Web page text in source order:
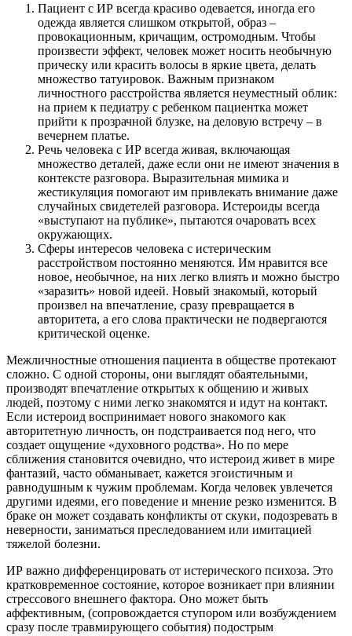
Пациент с ИР всегда красиво одевается, иногда его
одежда является слишком открытой, образ –
провокационным, кричащим, остромодным. Чтобы
произвести эффект, человек может носить необычную
прическу или красить волосы в яркие цвета, делать
множество татуировок. Важным признаком
личностного расстройства является неуместный облик:
на прием к педиатру с ребенком пациентка может
прийти к прозрачной блузке, на деловую встречу – в
вечернем платье.
Речь человека с ИР всегда живая, включающая
множество деталей, даже если они не имеют значения в
контексте разговора. Выразительная мимика и
жестикуляция помогают им привлекать внимание даже
случайных свидетелей разговора. Истероиды всегда
«выступают на публике», пытаются очаровать всех
окружающих.
Сферы интересов человека с истерическим
расстройством постоянно меняются. Им нравится все
новое, необычное, на них легко влиять и можно быстро
«заразить» новой идеей. Новый знакомый, который
произвел на впечатление, сразу превращается в
авторитета, а его слова практически не подвергаются
критической оценке.
Межличностные отношения пациента в обществе протекают
сложно. С одной стороны, они выглядят обаятельными,
производят впечатление открытых к общению и живых
людей, поэтому с ними легко знакомятся и идут на контакт.
Если истероид воспринимает нового знакомого как
авторитетную личность, он подстраивается под него, что
создает ощущение «духовного родства». Но по мере
сближения становится очевидно, что истероид живет в мире
фантазий, часто обманывает, кажется эгоистичным и
равнодушным к чужим проблемам. Когда человек увлечется
другими идеями, его поведение и мнение резко изменится. В
браке он может создавать конфликты от скуки, подозревать в
неверности, заниматься преследованием или имитацией
тяжелой болезни.
ИР важно дифференцировать от истерического психоза. Это
кратковременное состояние, которое возникает при влиянии
стрессового внешнего фактора. Оно может быть
аффективным, (сопровождается ступором или возбуждением
сразу после травмирующего события) подострым